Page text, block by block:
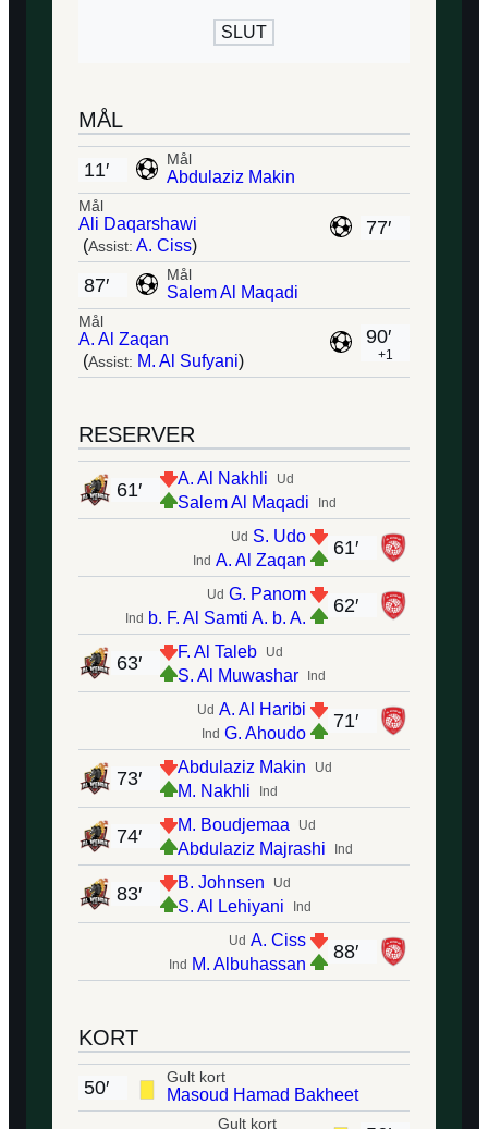
SLUT
MÅL
Mål
Abdulaziz Makin
11′
77′
Mål
Ali Daqarshawi
(Assist: A. Ciss)
Mål
Salem Al Maqadi
87′
90′
+1
Mål
A. Al Zaqan
(Assist: M. Al Sufyani)
RESERVER
Ud
A. Al Nakhli
Ind
Salem Al Maqadi
61′
61′
Ud S. Udo
Ind A. Al Zaqan
62′
Ud G. Panom
Ind b. F. Al Samti A. b. A.
Ud
F. Al Taleb
Ind
S. Al Muwashar
63′
71′
Ud A. Al Haribi
Ind G. Ahoudo
Ud
Abdulaziz Makin
Ind
M. Nakhli
73′
Ud
M. Boudjemaa
Ind
Abdulaziz Majrashi
74′
Ud
B. Johnsen
Ind
S. Al Lehiyani
83′
88′
Ud A. Ciss
Ind M. Albuhassan
KORT
Gult kort
Masoud Hamad Bakheet
50′
Gult kort